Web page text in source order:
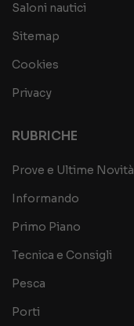
Saloni nautici
Sitemap
Cookies
Privacy
RUBRICHE
Prove e Ultime Novità
Informando
Primo Piano
Tecnica e Consigli
Pesca
Porti